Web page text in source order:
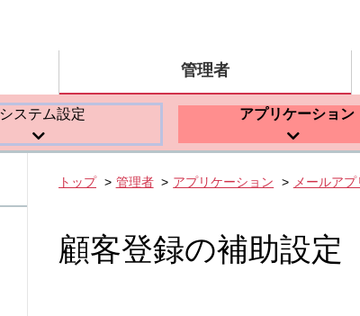
管理者
システム設定 アプリケーション
トップ 管理者 アプリケーション メールア
顧客登録の補助設定